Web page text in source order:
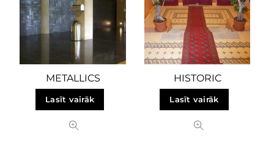
METALLICS
Lasīt vairāk
HISTORIC
Lasīt vairāk